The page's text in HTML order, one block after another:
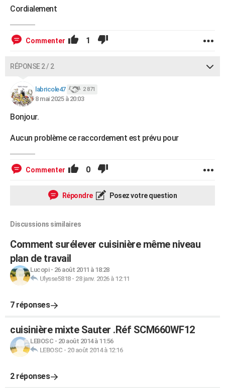
Cordialement
Commenter 1
RÉPONSE 2 / 2
labricole47 2 871
8 mai 2025 à 20:03
Bonjour.
Aucun problème ce raccordement est prévu pour
Commenter 0
Répondre Posez votre question
Discussions similaires
Comment surélever cuisinière même niveau
plan de travail
Lucopi- 26 août 2011 à 18:28
Ulysse5818- 28 janv. 2026 à 12:11
7 réponses
cuisinière mixte Sauter .Réf SCM660WF12
LEBOSC - 20 août 2014 à 11:56
LEBOSC - 20 août 2014 à 12:16
2 réponses